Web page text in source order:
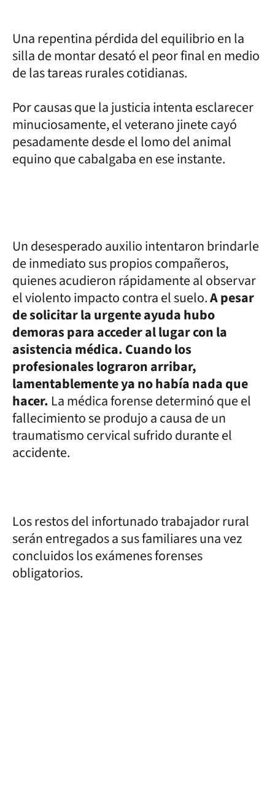
Una repentina pérdida del equilibrio en la
silla de montar desató el peor final en medio
de las tareas rurales cotidianas.
Por causas que la justicia intenta esclarecer
minuciosamente, el veterano jinete cayó
pesadamente desde el lomo del animal
equino que cabalgaba en ese instante.
Un desesperado auxilio intentaron brindarle
de inmediato sus propios compañeros,
quienes acudieron rápidamente al observar
el violento impacto contra el suelo.A pesar
de solicitar la urgente ayuda hubo
demoras para acceder al lugar con la
asistencia médica. Cuando los
profesionales lograron arribar,
lamentablemente ya no había nada que
hacer. La médica forense determinó que el
fallecimiento se produjo a causa de un
traumatismo cervical sufrido durante el
accidente.
Los restos del infortunado trabajador rural
serán entregados a sus familiares una vez
concluidos los exámenes forenses
obligatorios.